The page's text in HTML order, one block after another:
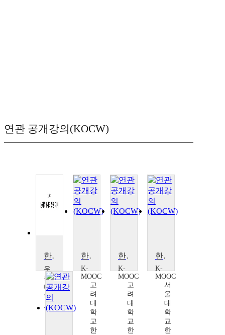
연관 공개강의(KOCW)
한국인 심리의 의해
우
송
대
학
교
한국학 전공자를 위한 사전 활용법
K-
MOOC
고
려
대
학
교
한
한국학 전공자를 위한 사전 활용법
K-
MOOC
고
려
대
학
교
한
한국인의 음식과 일상
K-
MOOC
서
울
대
학
교
한